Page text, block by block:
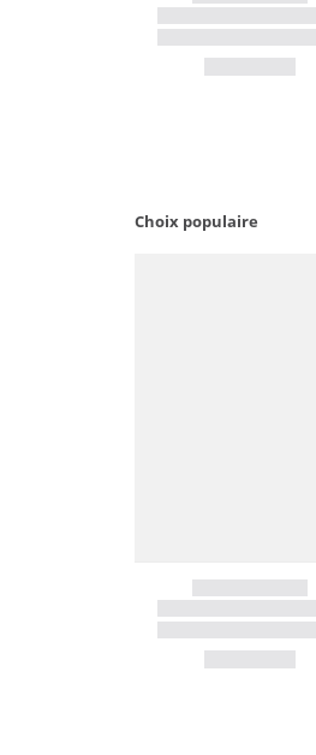
Choix populaire